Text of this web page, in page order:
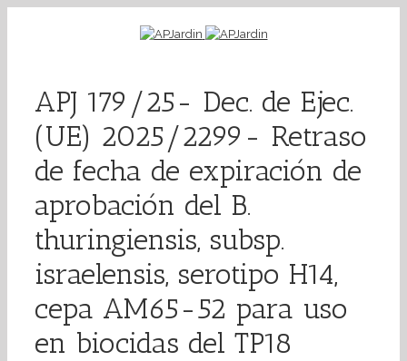
APJ 179/25- Dec. de Ejec.
(UE) 2025/2299- Retraso
de fecha de expiración de
aprobación del B.
thuringiensis, subsp.
israelensis, serotipo H14,
cepa AM65-52 para uso
en biocidas del TP18